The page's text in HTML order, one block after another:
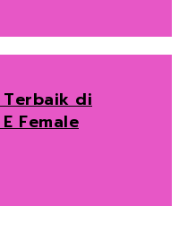
Terbaik di
Female